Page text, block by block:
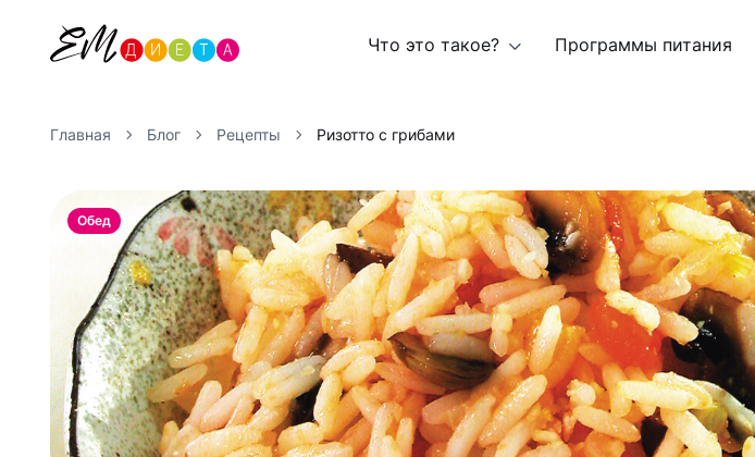
Что это такое? Программы питания
Главная Блог Рецепты Ризотто с грибами
Обед